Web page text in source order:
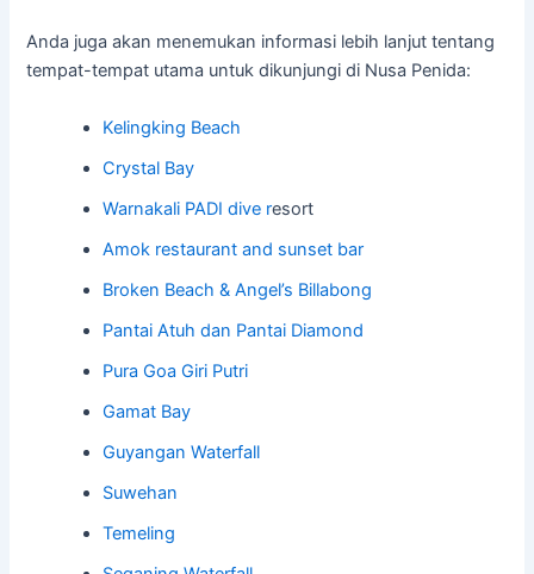
Anda juga akan menemukan informasi lebih lanjut tentang
tempat-tempat utama untuk dikunjungi di Nusa Penida:
Kelingking Beach
Crystal Bay
Warnakali PADI dive resort
Amok restaurant and sunset bar
Broken Beach & Angel’s Billabong
Pantai Atuh dan Pantai Diamond
Pura Goa Giri Putri
Gamat Bay
Guyangan Waterfall
Suwehan
Temeling